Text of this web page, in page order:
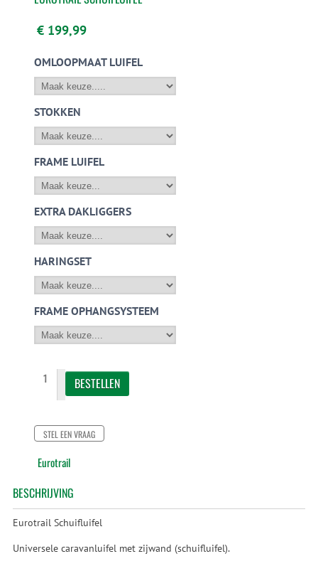
€ 199,99
OMLOOPMAAT LUIFEL
STOKKEN
FRAME LUIFEL
EXTRA DAKLIGGERS
HARINGSET
FRAME OPHANGSYSTEEM
STEL EEN VRAAG
Eurotrail
BESCHRIJVING
Eurotrail Schuifluifel
Universele caravanluifel met zijwand (schuifluifel).